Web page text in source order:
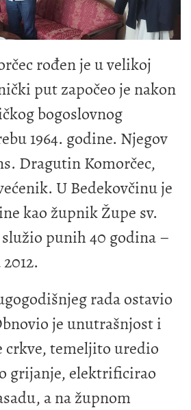
rođen je u velikoj
put započeo je nakon
bogoslovnog
1964. godine. Njegov
Dragutin Komorčec,
U Bedekovčinu je
kao župnik Župe sv.
punih 40 godina –
rada ostavio
je unutrašnjost i
crkve, temeljito uredio
grijanje, elektrificirao
a na župnom